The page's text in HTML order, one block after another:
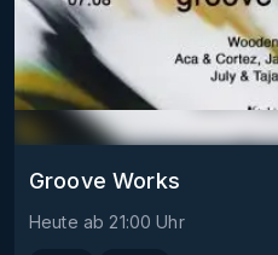
Groove Works
Heute ab 21:00 Uhr